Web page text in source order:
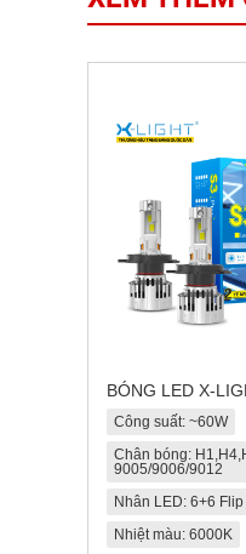
BÓNG LED X-
Công suất: ~60W
Chân bóng:
9005/9006/9012
Nhân LED: 6+6
Nhiệt màu: 6000K